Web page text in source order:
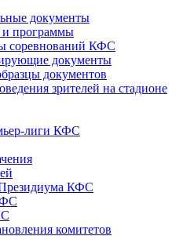
документы
и программы
соревнований КФС
документы
документов
зрителей на стадионе
лиги КФС
КФС
комитетов